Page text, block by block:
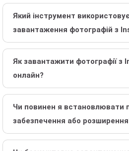
Який інструмент
завантаження фотографій з
Як завантажити фотографії з
онлайн?
Чи повинен я встановлювати
забезпечення або